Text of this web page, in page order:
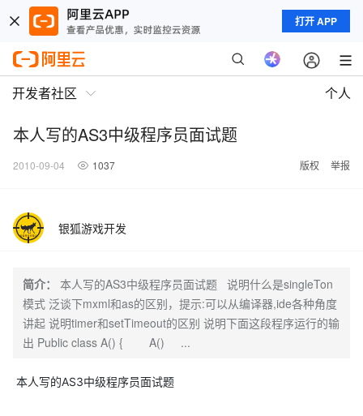
打开 APP
开发者社区 个人
本人写的AS3中级程序员面试题
2010-09-04 1037 版权 举报
银狐游戏开发
简介：
本人写的AS3中级程序员面试题 说明什么是singleTon
模式 泛谈下mxml和as的区别，提示:可以从编译器,ide各种角度
讲起 说明timer和setTimeout的区别 说明下面这段程序运行的输
出 Public class A() { A() ...
本人写的AS3中级程序员面试题